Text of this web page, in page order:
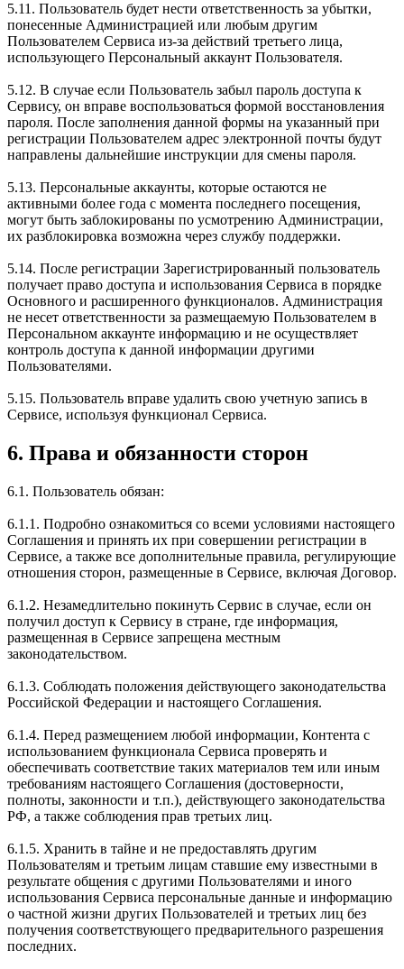
5.11. Пользователь будет нести ответственность за убытки,
понесенные Администрацией или любым другим
Пользователем Сервиса из-за действий третьего лица,
использующего Персональный аккаунт Пользователя.
5.12. В случае если Пользователь забыл пароль доступа к
Сервису, он вправе воспользоваться формой восстановления
пароля. После заполнения данной формы на указанный при
регистрации Пользователем адрес электронной почты будут
направлены дальнейшие инструкции для смены пароля.
5.13. Персональные аккаунты, которые остаются не
активными более года с момента последнего посещения,
могут быть заблокированы по усмотрению Администрации,
их разблокировка возможна через службу поддержки.
5.14. После регистрации Зарегистрированный пользователь
получает право доступа и использования Сервиса в порядке
Основного и расширенного функционалов. Администрация
не несет ответственности за размещаемую Пользователем в
Персональном аккаунте информацию и не осуществляет
контроль доступа к данной информации другими
Пользователями.
5.15. Пользователь вправе удалить свою учетную запись в
Сервисе, используя функционал Сервиса.
6. Права и обязанности сторон
6.1. Пользователь обязан:
6.1.1. Подробно ознакомиться со всеми условиями настоящего
Соглашения и принять их при совершении регистрации в
Сервисе, а также все дополнительные правила, регулирующие
отношения сторон, размещенные в Сервисе, включая Договор.
6.1.2. Незамедлительно покинуть Сервис в случае, если он
получил доступ к Сервису в стране, где информация,
размещенная в Сервисе запрещена местным
законодательством.
6.1.3. Соблюдать положения действующего законодательства
Российской Федерации и настоящего Соглашения.
6.1.4. Перед размещением любой информации, Контента с
использованием функционала Сервиса проверять и
обеспечивать соответствие таких материалов тем или иным
требованиям настоящего Соглашения (достоверности,
полноты, законности и т.п.), действующего законодательства
РФ, а также соблюдения прав третьих лиц.
6.1.5. Хранить в тайне и не предоставлять другим
Пользователям и третьим лицам ставшие ему известными в
результате общения с другими Пользователями и иного
использования Сервиса персональные данные и информацию
о частной жизни других Пользователей и третьих лиц без
получения соответствующего предварительного разрешения
последних.